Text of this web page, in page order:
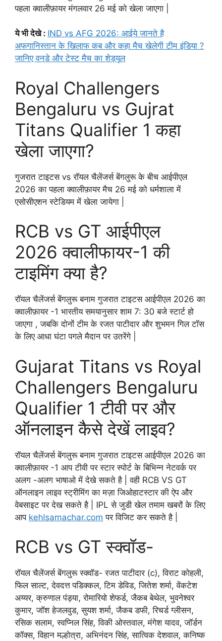
पहला क्वालीफ़ायर मंगलवार 26 मई को खेला जाएगा |
ये भी देखे : IND vs AFG 2026: आईये जानते है
अफगानिस्तान के खिलाफ कब और कहा मैच खेलेगी टीम इंडिया ?
जानिए वनडे और टेस्ट मैच का शेड्यूल
Royal Challengers
Bengaluru vs Gujrat
Titans Qualifier 1 कहा
खेला जाएगा?
गुजरात टाइटस vs रॉयल चैलेंजर्स बेंगलुरू के बीच आईपीएल
2026 का पहला क्वालीफ़ायर मैच 26 मई को धर्मशाला में
एसोसीएशन स्टेडियम में खेला जायेगा |
RCB vs GT आईपीएल
2026 क्वालीफायर-1 की
टाइमिंग क्या है?
रॉयल चैलेंजर्स बेंगलुरू बनाम गुजरात टाइटस आईपीएल 2026 का
क्वालीफ़ायर -1 भारतीय समयानुसार शाम 7: 30 बजे स्टार्ट हो
जाएगा , जबकि दोनों टीम के रजत पाटीदार और शुभमन गिल टॉस
के लिए आधा घंटा पगले मैदान पर उतरेंगे |
Gujarat Titans vs Royal
Challengers Bengaluru
Qualifier 1 टीवी पर और
ऑनलाइन कैसे देखें लाइव?
रॉयल चैलेंजर्स बेंगलुरू बनाम गुजरात टाइटस आईपीएल 2026 का
क्वालीफ़ायर -1 आप टीवी पर स्टार स्पोर्ट के बिभिन्न नेटवर्क पर
अलग -अलग भाषाओ में देखे सकते है | वही RCB VS GT
ऑनलाइन लाइव स्ट्रीमिंग का मज़ा जिओहाटस्टार की ऐप और
वेबसाइट पर देख सकते है | IPL से जुडी खेल तमाम खबरों के लिए
आप kehlsamachar.com पर विजिट कर सकते है |
RCB vs GT स्क्वॉड-
रॉयल चैलेंजर्स बेंगलुरू स्क्वॉड- रजत पाटीदार (c), विराट कोहली,
फिल साल्ट, देवदत्त पडिक्कल, टिम डेविड, जितेश शर्मा, वेंकटेश
अय्यर, क्रुणाल पंड्या, रोमारियो शेफर्ड, जैकब बेथेल, भुवनेश्वर
कुमार, जॉश हेजलवुड, सुयश शर्मा, जैकब डफी, रिचर्ड ग्लीसन,
रसिक सलाम, स्वप्निल सिंह, विकी ओस्तवाल, मंगेश यादव, जॉर्डन
कॉक्स, विहान मल्होत्रा, अभिनंदन सिंह, सात्विक देशवाल, कनिष्क